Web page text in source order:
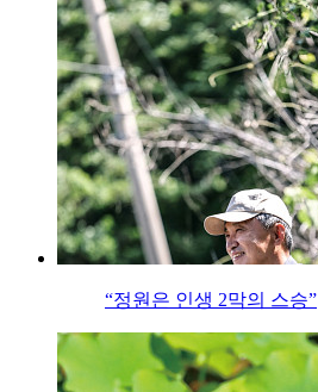
“정원은 인생 2막의 스승”